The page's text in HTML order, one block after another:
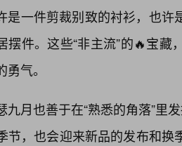
是一件剪裁别致的衬衫，也许
摆件。这些“非主流”的🔥宝
气。
九月也善于在“熟悉的角落”里
节，也会迎来新品的发布和